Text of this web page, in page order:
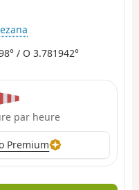
/ O 3.781942°
par heure
Premium